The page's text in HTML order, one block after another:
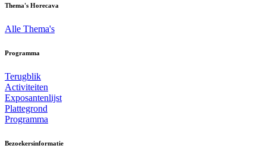
Thema's Horecava
Alle Thema's
Programma
Terugblik
Activiteiten
Exposantenlijst
Plattegrond
Programma
Bezoekersinformatie